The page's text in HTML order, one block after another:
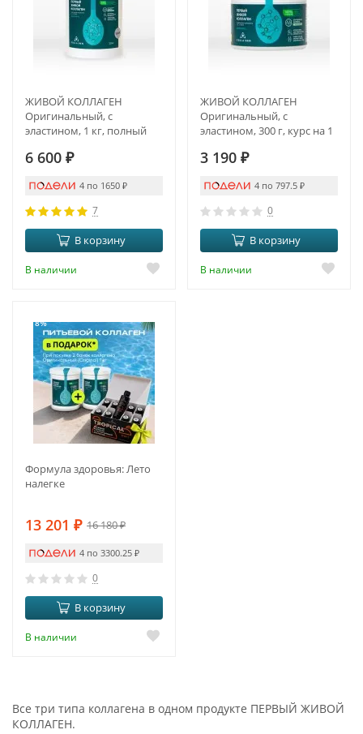
ЖИВОЙ КОЛЛАГЕН
Оригинальный, с
эластином, 1 кг, полный
6 600 ₽
4 по 1650 ₽
7
В корзину
В наличии
ЖИВОЙ КОЛЛАГЕН
Оригинальный, с
эластином, 300 г, курс на 1
3 190 ₽
4 по 797.5 ₽
0
В корзину
В наличии
-18%
Формула здоровья: Лето
налегке
13 201 ₽ 16 180₽
4 по 3300.25 ₽
0
В корзину
В наличии
Все три типа коллагена в одном продукте ПЕРВЫЙ ЖИВОЙ
КОЛЛАГЕН.